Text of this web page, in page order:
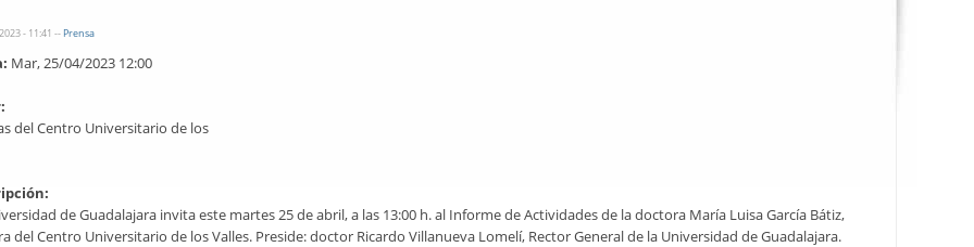
- 11:41 -- Prensa
Mar, 25/04/2023 12:00
del Centro Universitario de los
de Guadalajara invita este martes 25 de abril, a las 13:00 h. al Informe de Actividades de la doctora María Luisa García Bátiz,
del Centro Universitario de los Valles. Preside: doctor Ricardo Villanueva Lomelí, Rector General de la Universidad de Guadalajara.